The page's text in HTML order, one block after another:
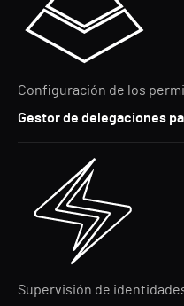
Configuración de los
Gestor de delegaciones
Supervisión de